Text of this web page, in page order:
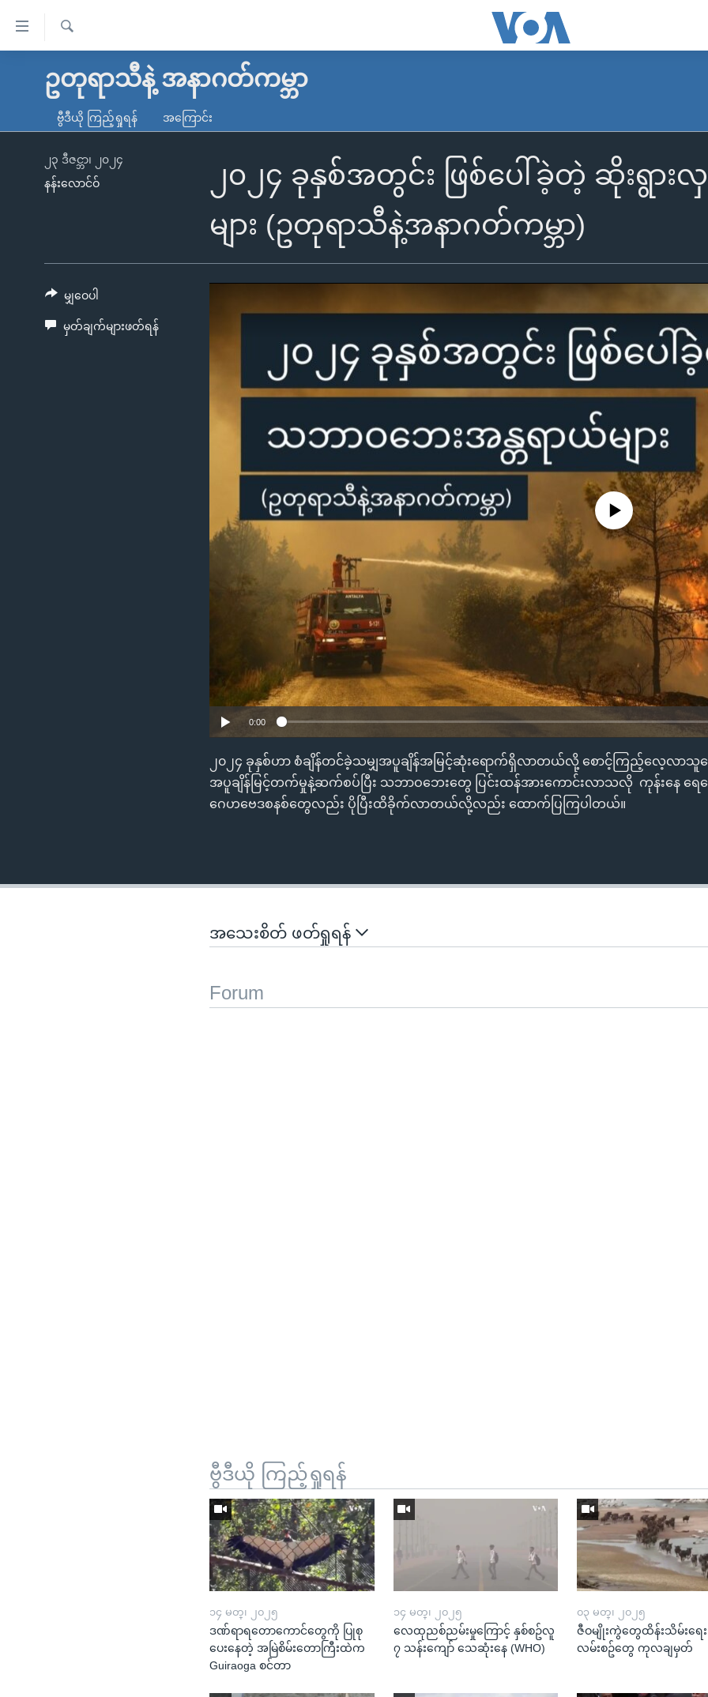
လွယ်ကူ
သည့်
မူလစာမျက်နှာ
ကမ္ဘာ့သတင်းများ
နိုင်ငံတကာ
အမေရိကန်
သတင်းလွတ်လပ်ခွင့်
မကြေးမုံရဲ့ အင်္ဂလိပ်စာ
ရုပ်ရှင်ထဲက အင်္ဂလိပ်စာ
ရေဒီယို
ရေဒီယိုနှင့်ရုပ်သံ အချက်အလက်များ
ရေဒီယို/တီဗွီအစီအစဉ်
ရ
လာ
ဥတုရာသီနဲ့ အနာဂတ်ကမ္ဘာ
ဗွီဒီယို ကြည့်ရှုရန် အကြောင်း
၂၀၂၄ ခုနှစ်အတွင်း ဖြစ်ပေါ်ခဲ့တဲ့ ဆိုးရွာ
များ (ဥတုရာသီနဲ့အနာဂတ်ကမ္ဘာ)
၂၃ ဒီဇင္ဘာ၊ ၂၀၂၄
နန်းလောင်ဝ်
No media source currently
0:00
၂၀၂၄ ခုနှစ်ဟာ စံချိန်တင်ခဲ့သမျှအပူချိန်အမြင့်ဆုံးရောက်ရှိလာတယ်လို့ စောင့်ကြည့်လေ့လာသူ
အပူချိန်မြင့်တက်မှုနဲ့ဆက်စပ်ပြီး သဘာဝဘေးတွေ ပြင်းထန်အားကောင်းလာသလို ကုန်းနေ ရေ
ဂေဟဗေဒစနစ်တွေလည်း ပိုပြီးထိခိုက်လာတယ်လို့လည်း ထောက်ပြကြပါတယ်။
မျှဝေပါ
မှတ်ချက်များဖတ်ရန်
အသေးစိတ် ဖတ်ရှုရန်
Forum
ဗွီဒီယို ကြည့်ရှုရန်
၁၄ မတ္၊ ၂၀၂၅
ဒဏ်ရာရတောကောင်တွေကို ပြုစု
ပေးနေတဲ့ အမြဲစိမ်းတောကြီးထဲက
Guiraoga စင်တာ
၁၄ မတ္၊ ၂၀၂၅
လေထုညစ်ညမ်းမှုကြောင့် နှစ်စဥ်လူ
၇ သန်းကျော် သေဆုံးနေ (WHO)
၀၃ မတ္၊ ၂၀၂၅
ဇီဝမျိုးကွဲတွေထိန်းသိမ်းရေ
လမ်းစဥ်တွေ ကုလချမှတ်